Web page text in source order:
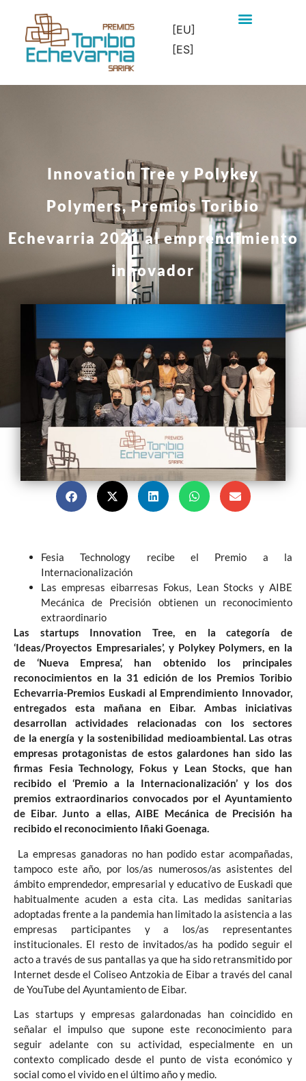
[EU]
[ES]
Innovation Tree y Polykey
Polymers, Premios Toribio
Echevarria 2021 al emprendimiento
innovador
Fesia Technology recibe el Premio a la
Internacionalización
Las empresas eibarresas Fokus, Lean Stocks y AIBE
Mecánica de Precisión obtienen un reconocimiento
extraordinario
Las startups Innovation Tree, en la categoría de
‘Ideas/Proyectos Empresariales’, y Polykey Polymers, en la
de ‘Nueva Empresa’, han obtenido los principales
reconocimientos en la 31 edición de los Premios Toribio
Echevarria-Premios Euskadi al Emprendimiento Innovador,
entregados esta mañana en Eibar. Ambas iniciativas
desarrollan actividades relacionadas con los sectores
de la energía y la sostenibilidad medioambiental. Las otras
empresas protagonistas de estos galardones han sido las
firmas Fesia Technology, Fokus y Lean Stocks, que han
recibido el ‘Premio a la Internacionalización’ y los dos
premios extraordinarios convocados por el Ayuntamiento
de Eibar. Junto a ellas, AIBE Mecánica de Precisión ha
recibido el reconocimiento Iñaki Goenaga.
La empresas ganadoras no han podido estar acompañadas,
tampoco este año, por los/as numerosos/as asistentes del
ámbito emprendedor, empresarial y educativo de Euskadi que
habitualmente acuden a esta cita. Las medidas sanitarias
adoptadas frente a la pandemia han limitado la asistencia a las
empresas participantes y a los/as representantes
institucionales. El resto de invitados/as ha podido seguir el
acto a través de sus pantallas ya que ha sido retransmitido por
Internet desde el Coliseo Antzokia de Eibar a través del canal
de YouTube del Ayuntamiento de Eibar.
Las startups y empresas galardonadas han coincidido en
señalar el impulso que supone este reconocimiento para
seguir adelante con su actividad, especialmente en un
contexto complicado desde el punto de vista económico y
social como el vivido en el último año y medio.